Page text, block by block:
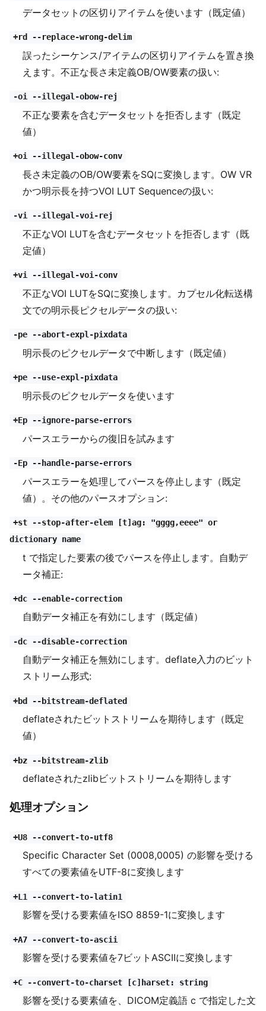
データセットの区切りアイテムを使います（既定値）
+rd --replace-wrong-delim
誤ったシーケンス/アイテムの区切りアイテムを置き換
えます。不正な長さ未定義OB/OW要素の扱い:
-oi --illegal-obow-rej
不正な要素を含むデータセットを拒否します（既定
値）
+oi --illegal-obow-conv
長さ未定義のOB/OW要素をSQに変換します。OW VR
かつ明示長を持つVOI LUT Sequenceの扱い:
-vi --illegal-voi-rej
不正なVOI LUTを含むデータセットを拒否します（既
定値）
+vi --illegal-voi-conv
不正なVOI LUTをSQに変換します。カプセル化転送構
文での明示長ピクセルデータの扱い:
-pe --abort-expl-pixdata
明示長のピクセルデータで中断します（既定値）
+pe --use-expl-pixdata
明示長のピクセルデータを使います
+Ep --ignore-parse-errors
パースエラーからの復旧を試みます
-Ep --handle-parse-errors
パースエラーを処理してパースを停止します（既定
値）。その他のパースオプション:
+st --stop-after-elem [t]ag: "gggg,eeee" or
dictionary name
t で指定した要素の後でパースを停止します。自動デ
ータ補正:
+dc --enable-correction
自動データ補正を有効にします（既定値）
-dc --disable-correction
自動データ補正を無効にします。deflate入力のビット
ストリーム形式:
+bd --bitstream-deflated
deflateされたビットストリームを期待します（既定
値）
+bz --bitstream-zlib
deflateされたzlibビットストリームを期待します
処理オプション
+U8 --convert-to-utf8
Specific Character Set (0008,0005) の影響を受ける
すべての要素値をUTF-8に変換します
+L1 --convert-to-latin1
影響を受ける要素値をISO 8859-1に変換します
+A7 --convert-to-ascii
影響を受ける要素値を7ビットASCIIに変換します
+C --convert-to-charset [c]harset: string
影響を受ける要素値を、DICOM定義語 c で指定した文